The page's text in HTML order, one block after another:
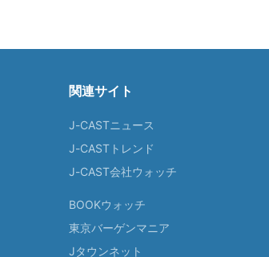
関連サイト
J-CASTニュース
J-CASTトレンド
J-CAST会社ウォッチ
BOOKウォッチ
東京バーゲンマニア
Jタウンネット